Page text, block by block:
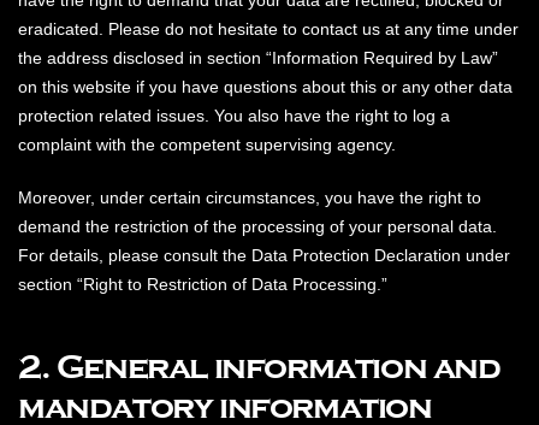
eradicated. Please do not hesitate to contact us at any time under
the address disclosed in section “Information Required by Law”
on this website if you have questions about this or any other data
protection related issues. You also have the right to log a
complaint with the competent supervising agency.
Moreover, under certain circumstances, you have the right to
demand the restriction of the processing of your personal data.
For details, please consult the Data Protection Declaration under
section “Right to Restriction of Data Processing.”
2. General information and
mandatory information